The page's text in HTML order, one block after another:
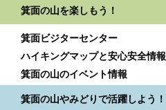
箕面の山を楽しもう！
箕面ビジターセンター
ハイキングマップと安心安全情報
箕面の山のイベント情報
箕面の山やみどりで活躍しよう！